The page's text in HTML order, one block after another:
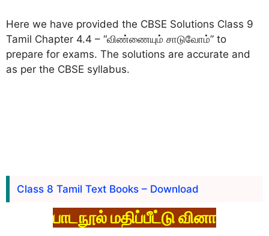
Here we have provided the CBSE Solutions Class 9
Tamil Chapter 4.4 – “விண்ணையும் சாடுவோம்” to
prepare for exams. The solutions are accurate and
as per the CBSE syllabus.
Class 8 Tamil Text Books – Download
பாடநூல் மதிப்பீட்டு வினா